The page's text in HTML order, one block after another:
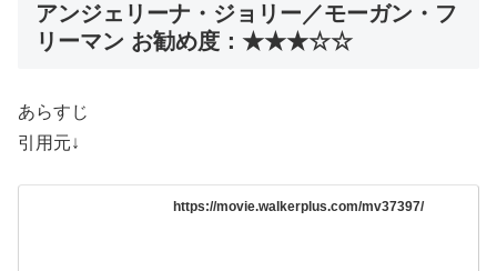
アンジェリーナ・ジョリー／モーガン・フ
リーマン お勧め度：★★★☆☆
あらすじ
引用元↓
https://movie.walkerplus.com/mv37397/